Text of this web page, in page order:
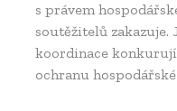
s právem
soutěžitelů zakazuje.
koordinace
ochranu